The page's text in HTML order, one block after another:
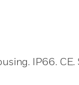
IP66. CE.